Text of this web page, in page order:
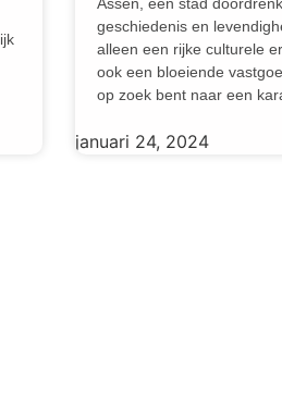
Assen, een stad
geschiedenis en
alleen een rijke culturele
ook een bloeiende
op zoek bent naar een
januari 24, 2024